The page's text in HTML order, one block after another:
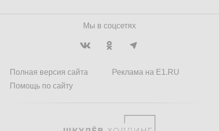
Мы в соцсетях
Полная версия сайта
Помощь по сайту
Реклама на E1.RU